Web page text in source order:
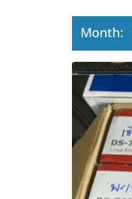
Month: